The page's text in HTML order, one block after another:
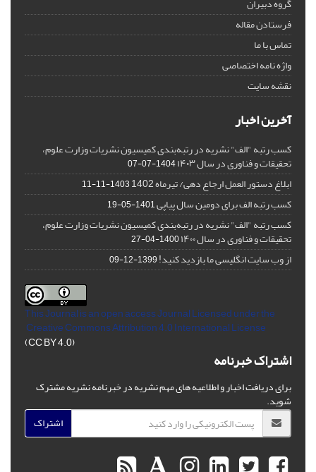
فرستادن مقاله
تماس با ما
واژه نامه اختصاصی
نقشه سایت
آخرین اخبار
کسب رتبه "الف" نشریه در رتبه‌بندی کمیسیون نشریات وزارت علوم،
تحقیقات و فناوری در سال ۱۴۰۳ 1404-07-07
ابلاغ دستور العمل ارجاع دهی/ تیرماه 1402 1403-11-11
کسب رتبه الف برای دومین سال پیاپی1401-05-19
کسب رتبه "الف" نشریه در رتبه‌بندی کمیسیون نشریات وزارت علوم،
تحقیقات و فناوری در سال ۱۴۰۰ 1400-04-27
از وب سایت انگلیسی ما بازدید کنید!1399-12-09
This Journal is an open access Journal Licensedunder the
Creative Commons Attribution 4.0 International License
(CC BY 4.0)
اشتراک خبرنامه
برای دریافت اخبار و اطلاعیه های مهم نشریه در خبرنامه نشریه مشترک
شوید.
اشتراک